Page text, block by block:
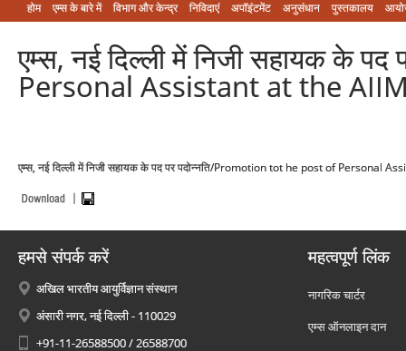
होम एम्‍स के बारे में विभाग और केन्‍द्र निविदाएं अपॉइंटमेंट अनुसंधान पुस्तकालय
एम्स, नई दिल्ली में निजी सहायक के
Personal Assistant at the
एम्स, नई दिल्ली में निजी सहायक के पद पर पदोन्नति/Promotion tot he post of Personal
हमसे संपर्क करें
अखिल भारतीय आयुर्विज्ञान संस्थान
अंसारी नगर, नई दिल्ली - 110029
+91-11-26588500 / 26588700
महत्वपूर्ण लिंक
नागरिक चार्टर
एम्स ऑनलाइन दान